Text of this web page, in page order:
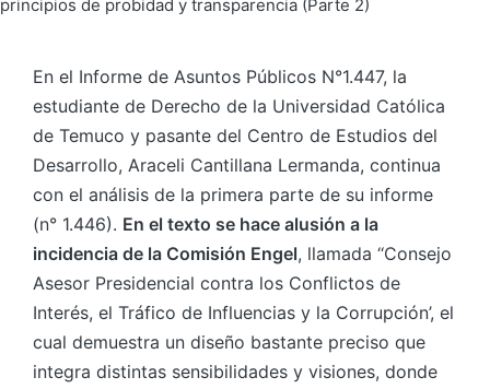
En el Informe de Asuntos Públicos N°1.447, la
estudiante de Derecho de la Universidad Católica
de Temuco y pasante del Centro de Estudios del
Desarrollo, Araceli Cantillana Lermanda, continua
con el análisis de la primera parte de su informe
(n° 1.446). En el texto se hace alusión a la
incidencia de la Comisión Engel, llamada ‘‘Consejo
Asesor Presidencial contra los Conflictos de
Interés, el Tráfico de Influencias y la Corrupción’, el
cual demuestra un diseño bastante preciso que
integra distintas sensibilidades y visiones, donde